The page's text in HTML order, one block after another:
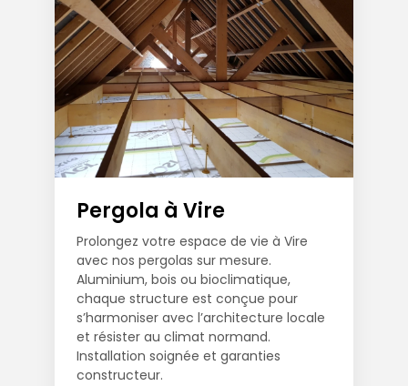
Pergola à Vire
Prolongez votre espace de vie à Vire
avec nos pergolas sur mesure.
Aluminium, bois ou bioclimatique,
chaque structure est conçue pour
s’harmoniser avec l’architecture locale
et résister au climat normand.
Installation soignée et garanties
constructeur.